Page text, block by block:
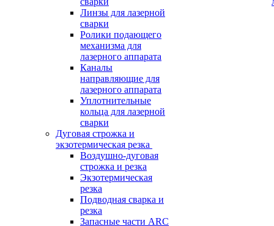
Линзы для лазерной
сварки
Ролики подающего
механизма для
лазерного аппарата
Каналы
направляющие для
лазерного аппарата
Уплотнительные
кольца для лазерной
сварки
Дуговая строжка и
экзотермическая резка
Воздушно-дуговая
строжка и резка
Экзотермическая
резка
Подводная сварка и
резка
Запасные части ARC